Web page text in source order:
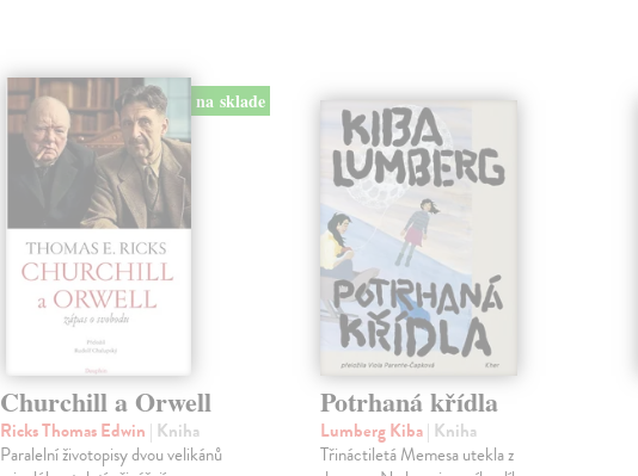
na sklade
Churchill a Orwell
Ricks Thomas Edwin | Kniha
Paralelní životopisy dvou velikánů
Potrhaná křídla
Lumberg Kiba| Kniha
Třináctiletá Memesa utekla z